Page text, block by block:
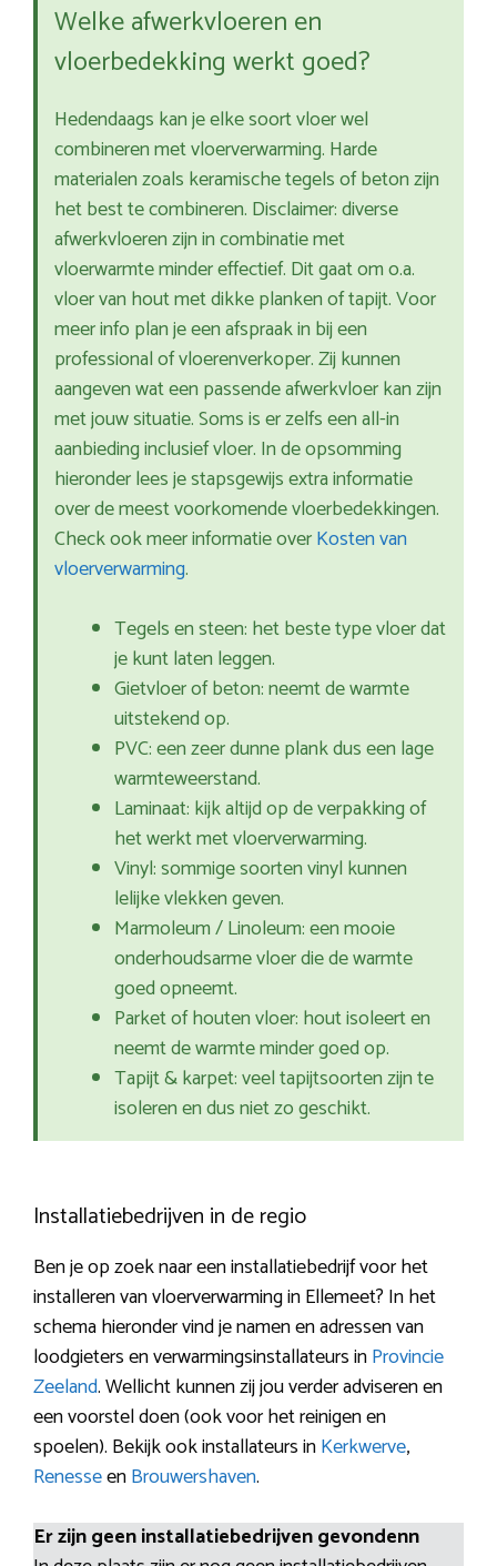
Welke afwerkvloeren en
vloerbedekking werkt goed?
Hedendaags kan je elke soort vloer wel
combineren met vloerverwarming. Harde
materialen zoals keramische tegels of beton zijn
het best te combineren. Disclaimer: diverse
afwerkvloeren zijn in combinatie met
vloerwarmte minder effectief. Dit gaat om o.a.
vloer van hout met dikke planken of tapijt. Voor
meer info plan je een afspraak in bij een
professional of vloerenverkoper. Zij kunnen
aangeven wat een passende afwerkvloer kan zijn
met jouw situatie. Soms is er zelfs een all-in
aanbieding inclusief vloer. In de opsomming
hieronder lees je stapsgewijs extra informatie
over de meest voorkomende vloerbedekkingen.
Check ook meer informatie overKosten van
vloerverwarming.
Tegels en steen: het beste type vloer dat
je kunt laten leggen.
Gietvloer of beton: neemt de warmte
uitstekend op.
PVC: een zeer dunne plank dus een lage
warmteweerstand.
Laminaat: kijk altijd op de verpakking of
het werkt met vloerverwarming.
Vinyl: sommige soorten vinyl kunnen
lelijke vlekken geven.
Marmoleum / Linoleum: een mooie
onderhoudsarme vloer die de warmte
goed opneemt.
Parket of houten vloer: hout isoleert en
neemt de warmte minder goed op.
Tapijt & karpet: veel tapijtsoorten zijn te
isoleren en dus niet zo geschikt.
Installatiebedrijven in de regio
Ben je op zoek naar een installatiebedrijf voor het
installeren van vloerverwarming in Ellemeet? In het
schema hieronder vind je namen en adressen van
loodgieters en verwarmingsinstallateurs inProvincie
Zeeland. Wellicht kunnen zij jou verder adviseren en
een voorstel doen (ook voor het reinigen en
spoelen). Bekijk ook installateurs inKerkwerve,
RenesseenBrouwershaven.
Er zijn geen installatiebedrijven gevondenn